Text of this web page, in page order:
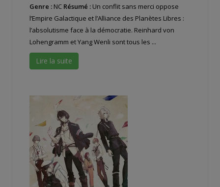
Genre : NC Résumé : Un conflit sans merci oppose
l’Empire Galactique et l’Alliance des Planètes Libres :
l’absolutisme face à la démocratie. Reinhard von
Lohengramm et Yang Wenli sont tous les ...
Lire la suite